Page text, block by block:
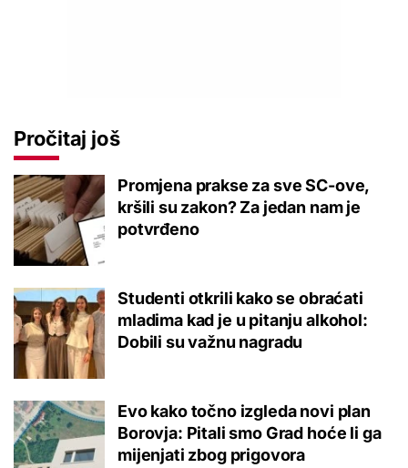
Pročitaj još
Promjena prakse za sve SC-ove,
kršili su zakon? Za jedan nam je
potvrđeno
Studenti otkrili kako se obraćati
mladima kad je u pitanju alkohol:
Dobili su važnu nagradu
Evo kako točno izgleda novi plan
Borovja: Pitali smo Grad hoće li ga
mijenjati zbog prigovora